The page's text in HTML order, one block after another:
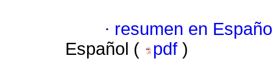
· resumen en
Español (
pdf )